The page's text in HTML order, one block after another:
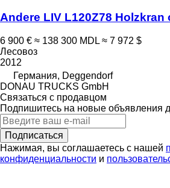
Andere LIV L120Z78 Holzkran
6 900 € ≈ 138 300 MDL ≈ 7 972 $
Лесовоз
2012
Германия, Deggendorf
DONAU TRUCKS GmbH
Связаться с продавцом
Подпишитесь на новые объявления
Подписаться
Нажимая, вы соглашаетесь с нашей
конфиденциальности и